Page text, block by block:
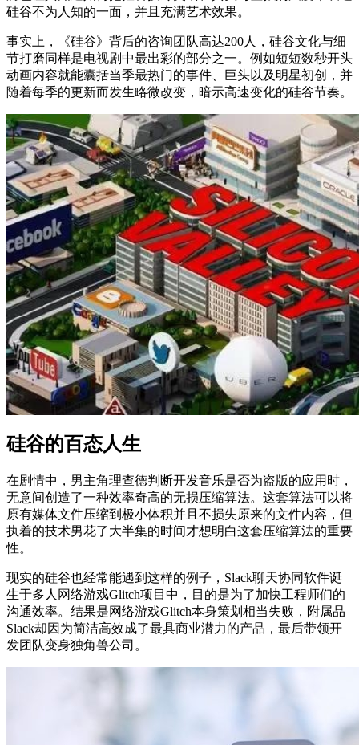
硅谷不为人知的一面，并且充满艺术效果。
事实上，《硅谷》背后的咨询团队高达200人，硅谷文化与细
节打磨同样是电视剧中最出彩的部分之一。例如短短数秒开头
动画内容就能囊括当季最热门的事件、巨头以及明星初创，并
随着每季的更新而发生略微改变，暗示高速变化的硅谷节奏。
硅谷的百态人生
在剧情中，男主角理查德判断开发音乐是否为盗版的应用时，
无意间创造了一种效率奇高的无损压缩算法。这套算法可以将
原有媒体文件压缩到极小体积并且不损失原来的文件内容，但
执着的技术男花了大半集的时间才想明白这套压缩算法的重要
性。
现实的硅谷也经常能遇到这样的例子，Slack聊天协同软件诞
生于多人网络游戏Glitch项目中，目的是为了加快工程师们的
沟通效率。结果是网络游戏Glitch本身策划相当失败，附属品
Slack却因为简洁高效成了最具商业潜力的产品，最后带领开
发团队变身独角兽公司。